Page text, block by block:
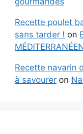
Recette poulet
sans tarder ! on
Recette navarin
à savourer on